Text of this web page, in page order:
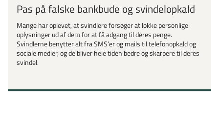
Pas på falske bankbude og svindelopkald
Mange har oplevet, at svindlere forsøger at lokke personlige
oplysninger ud af dem for at få adgang til deres penge.
Svindlerne benytter alt fra SMS’er og mails til telefonopkald og
sociale medier, og de bliver hele tiden bedre og skarpere til deres
svindel.